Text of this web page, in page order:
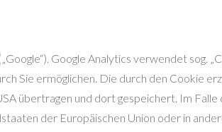
Google Analytics verwendet sog.
Sie ermöglichen. Die durch den Cookie
übertragen und dort gespeichert. Im
der Europäischen Union oder in